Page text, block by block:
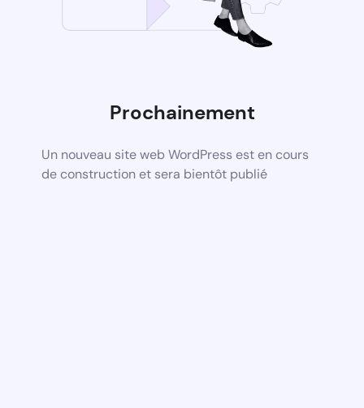
Prochainement
Un nouveau site web WordPress est en cours
de construction et sera bientôt publié